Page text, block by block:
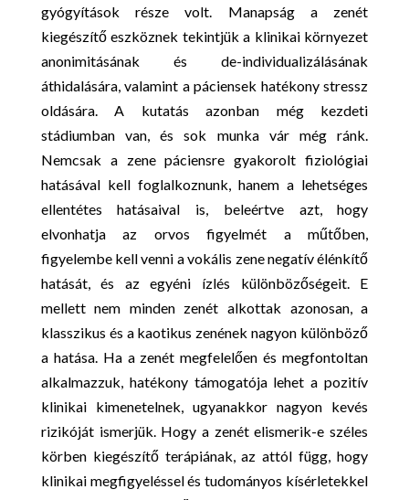
gyógyítások része volt. Manapság a zenét
kiegészítő eszköznek tekintjük a klinikai környezet
anonimitásának és de-individualizálásának
áthidalására, valamint a páciensek hatékony stressz
oldására. A kutatás azonban még kezdeti
stádiumban van, és sok munka vár még ránk.
Nemcsak a zene páciensre gyakorolt fiziológiai
hatásával kell foglalkoznunk, hanem a lehetséges
ellentétes hatásaival is, beleértve azt, hogy
elvonhatja az orvos figyelmét a műtőben,
figyelembe kell venni a vokális zene negatív élénkítő
hatását, és az egyéni ízlés különbözőségeit. E
mellett nem minden zenét alkottak azonosan, a
klasszikus és a kaotikus zenének nagyon különböző
a hatása. Ha a zenét megfelelően és megfontoltan
alkalmazzuk, hatékony támogatója lehet a pozitív
klinikai kimenetelnek, ugyanakkor nagyon kevés
rizikóját ismerjük. Hogy a zenét elismerik-e széles
körben kiegészítő terápiának, az attól függ, hogy
klinikai megfigyeléssel és tudományos kísérletekkel